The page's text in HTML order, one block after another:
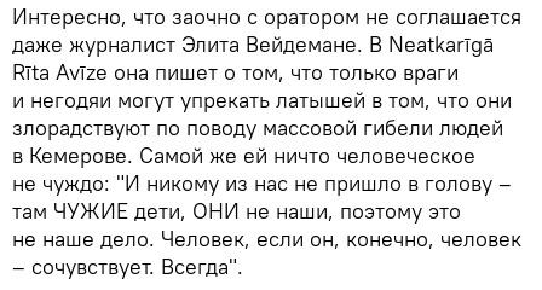
Интересно, что заочно с оратором не соглашается
даже журналист Элита Вейдемане. В Neatkarīgā
Rīta Avīze она пишет о том, что только враги
и негодяи могут упрекать латышей в том, что они
злорадствуют по поводу массовой гибели людей
в Кемерове. Самой же ей ничто человеческое
не чуждо: "И никому из нас не пришло в голову –
там ЧУЖИЕ дети, ОНИ не наши, поэтому это
не наше дело. Человек, если он, конечно, человек
– сочувствует. Всегда".